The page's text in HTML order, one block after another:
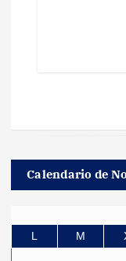
Calendario de
L
M